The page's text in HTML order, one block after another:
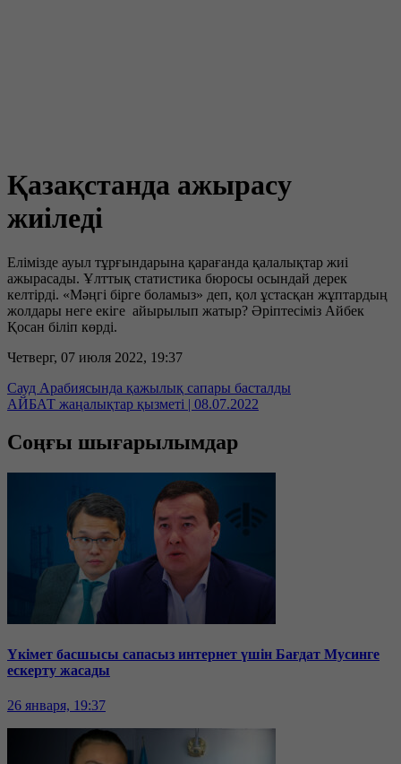
Қазақстанда ажырасу
жиіледі
Елімізде ауыл тұрғындарына қарағанда қалалықтар жиі
ажырасады. Ұлттық статистика бюросы осындай дерек
келтірді. «Мәңгі бірге боламыз» деп, қол ұстасқан жұптардың
жолдары неге екіге айырылып жатыр? Әріптесіміз Айбек
Қосан біліп көрді.
Четверг, 07 июля 2022, 19:37
Сауд Арабиясында қажылық сапары басталды
АЙБАТ жаңалықтар қызметі | 08.07.2022
Соңғы шығарылымдар
Үкімет басшысы сапасыз интернет үшін Бағдат Мусинге
ескерту жасады
26 января, 19:37